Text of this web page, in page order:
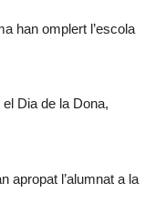
han omplert l’escola
Dia de la Dona,
apropat l’alumnat a la